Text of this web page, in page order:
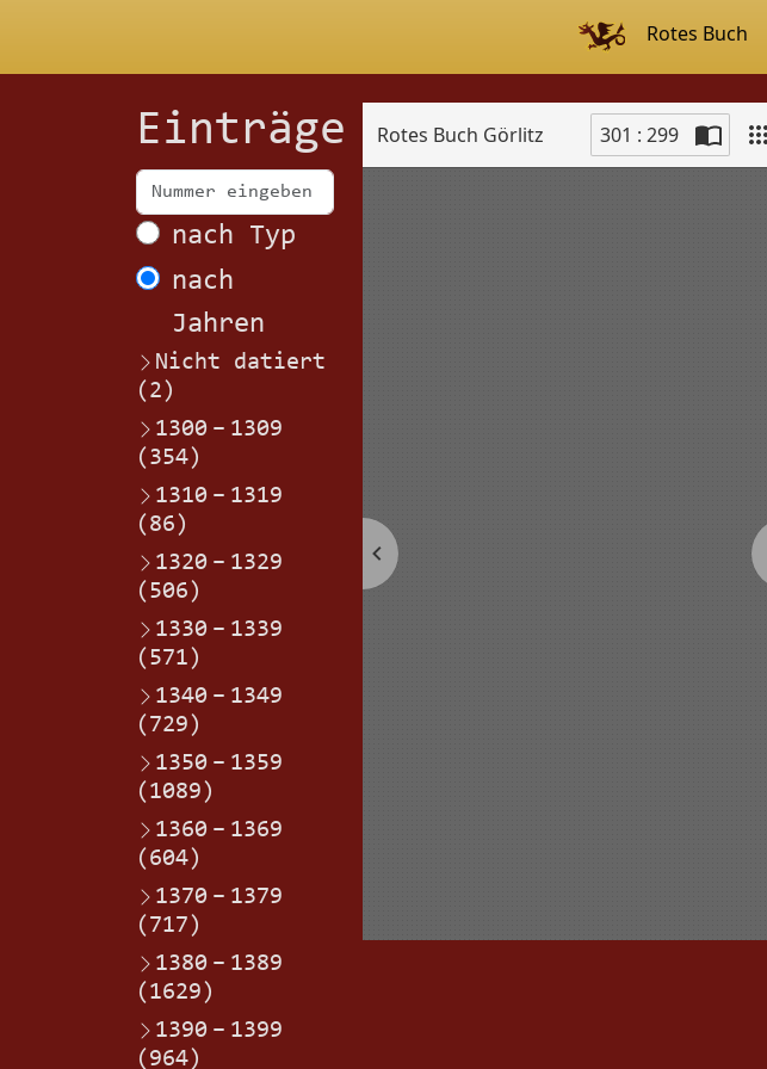
Rotes Buch
Einträge
nach Typ
nach
Jahren
Nicht datiert
(2)
1300 – 1309
(354)
1310 – 1319
(86)
1320 – 1329
(506)
1330 – 1339
(571)
1340 – 1349
(729)
1350 – 1359
(1089)
1360 – 1369
(604)
1370 – 1379
(717)
1380 – 1389
(1629)
1390 – 1399
(964)
Rotes Buch Görlitz 301 : 299